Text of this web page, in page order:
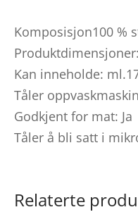
Komposisjon100 %
Kan inneholde:
Tåler
Godkjent for mat: Ja
Tåler å bli satt i
Relaterte